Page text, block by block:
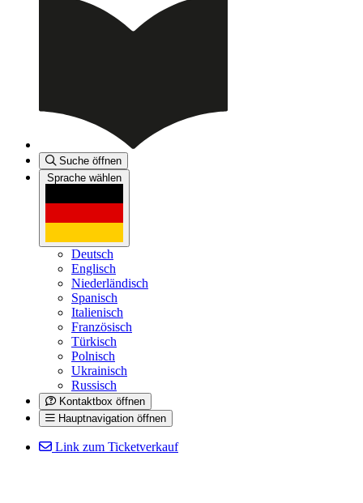
Suche öffnen
Sprache wählen
Deutsch
Englisch
Niederländisch
Spanisch
Italienisch
Französisch
Türkisch
Polnisch
Ukrainisch
Russisch
Kontaktbox öffnen
Hauptnavigation öffnen
Link zum Ticketverkauf